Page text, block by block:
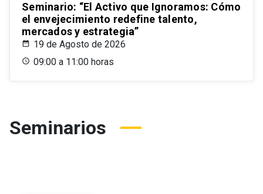
Seminario: “El Activo que Ignoramos: Cómo
el envejecimiento redefine talento,
mercados y estrategia”
19 de Agosto de 2026
09:00 a 11:00 horas
Seminarios